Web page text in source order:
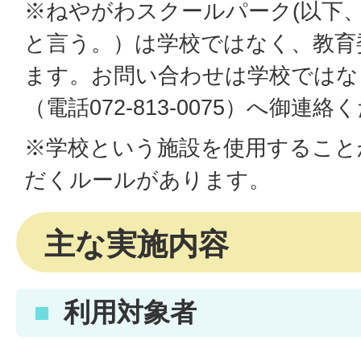
※ねやがわスクールパーク(以下
と言う。）は学校ではなく、教
ます。お問い合わせは学校では
（電話072-813-0075）へ御連絡
※学校という施設を使用するこ
だくルールがあります。
主な実施内容
利用対象者